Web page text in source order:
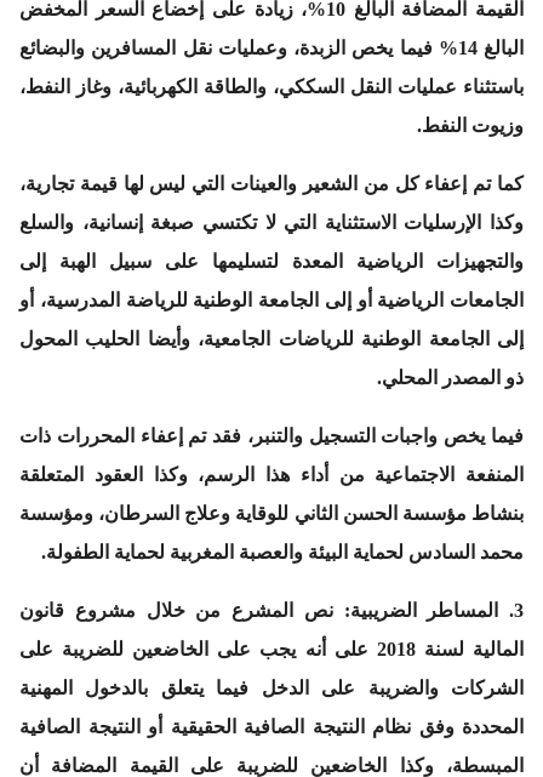
القيمة المضافة البالغ 10%، زيادة على إخضاع السعر المخفض
البالغ 14% فيما يخص الزبدة، وعمليات نقل المسافرين والبضائع
باستثناء عمليات النقل السككي، والطاقة الكهربائية، وغاز النفط،
وزيوت النفط.
كما تم إعفاء كل من الشعير والعينات التي ليس لها قيمة تجارية،
وكذا الإرسليات الاستثناية التي لا تكتسي صبغة إنسانية، والسلع
والتجهيزات الرياضية المعدة لتسليمها على سبيل الهبة إلى
الجامعات الرياضية أو إلى الجامعة الوطنية للرياضة المدرسية، أو
إلى الجامعة الوطنية للرياضات الجامعية، وأيضا الحليب المحول
ذو المصدر المحلي.
فيما يخص واجبات التسجيل والتنبر، فقد تم إعفاء المحررات ذات
المنفعة الاجتماعية من أداء هذا الرسم، وكذا العقود المتعلقة
بنشاط مؤسسة الحسن الثاني للوقاية وعلاج السرطان، ومؤسسة
محمد السادس لحماية البيئة والعصبة المغربية لحماية الطفولة.
3. المساطر الضريبية: نص المشرع من خلال مشروع قانون
المالية لسنة 2018 على أنه يجب على الخاضعين للضريبة على
الشركات والضريبة على الدخل فيما يتعلق بالدخول المهنية
المحددة وفق نظام النتيجة الصافية الحقيقية أو النتيجة الصافية
المبسطة، وكذا الخاضعين للضريبة على القيمة المضافة أن